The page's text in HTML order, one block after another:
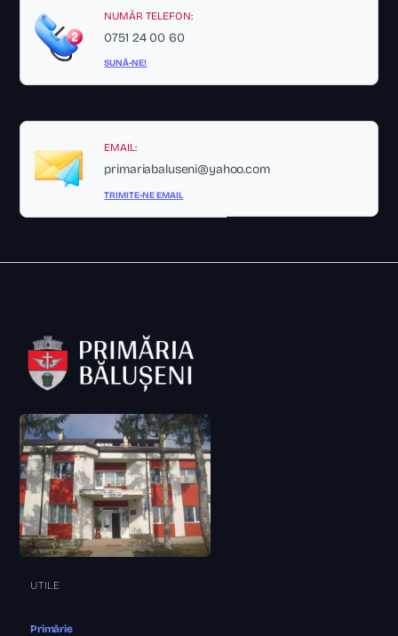
NUMĂR TELEFON:
0751 24 00 60
SUNĂ-NE!
EMAIL:
primariabaluseni@yahoo.com
TRIMITE-NE EMAIL
UTILE
Primărie